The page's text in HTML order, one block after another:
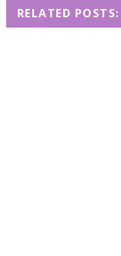
RELATED POSTS: